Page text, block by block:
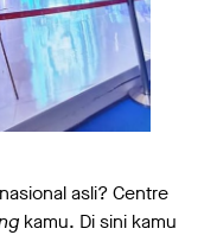
asli? Centre
kamu. Di sini kamu